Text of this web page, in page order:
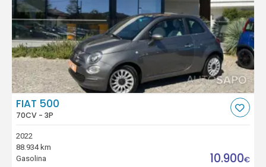
FIAT 500
70CV - 3P
2022
88.934 km
Gasolina
10.900€